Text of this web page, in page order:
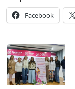
Facebook